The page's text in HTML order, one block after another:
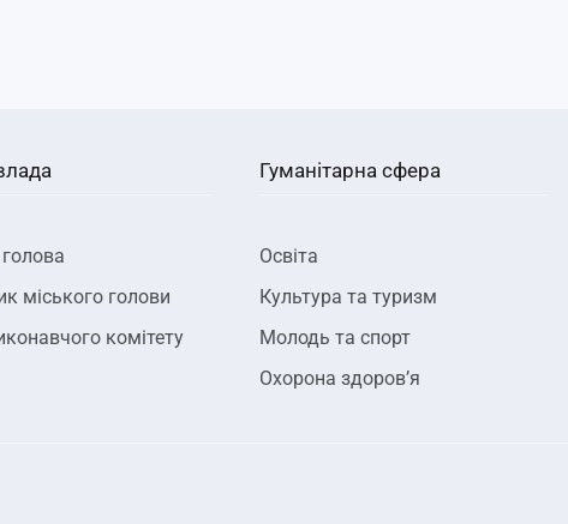
міського голови
комітету
Гуманітарна сфера
Освіта
Культура та туризм
Молодь та спорт
Охорона здоров’я